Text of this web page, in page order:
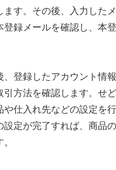
ます。その後、入力した
登録メールを確認し、本
、登録したアカウント情
引方法を確認します。せ
や仕入れ先などの設定を
設定が完了すれば、商品